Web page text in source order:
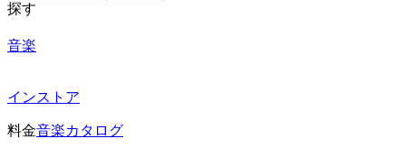
探す
音楽
インストア
料金音楽カタログ